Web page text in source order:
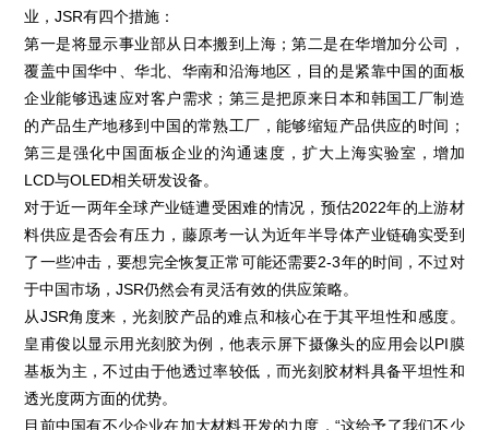
业，JSR有四个措施：
第一是将显示事业部从日本搬到上海；第二是在华增加分公司，
覆盖中国华中、华北、华南和沿海地区，目的是紧靠中国的面板
企业能够迅速应对客户需求；第三是把原来日本和韩国工厂制造
的产品生产地移到中国的常熟工厂，能够缩短产品供应的时间；
第三是强化中国面板企业的沟通速度，扩大上海实验室，增加
LCD与OLED相关研发设备。
对于近一两年全球产业链遭受困难的情况，预估2022年的上游材
料供应是否会有压力，藤原考一认为近年半导体产业链确实受到
了一些冲击，要想完全恢复正常可能还需要2-3年的时间，不过对
于中国市场，JSR仍然会有灵活有效的供应策略。
从JSR角度来，光刻胶产品的难点和核心在于其平坦性和感度。
皇甫俊以显示用光刻胶为例，他表示屏下摄像头的应用会以PI膜
基板为主，不过由于他透过率较低，而光刻胶材料具备平坦性和
透光度两方面的优势。
目前中国有不少企业在加大材料开发的力度，“这给予了我们不少